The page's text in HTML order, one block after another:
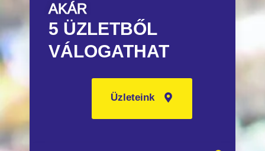
AKÁR
5 ÜZLETBŐL
VÁLOGATHAT
Üzleteink